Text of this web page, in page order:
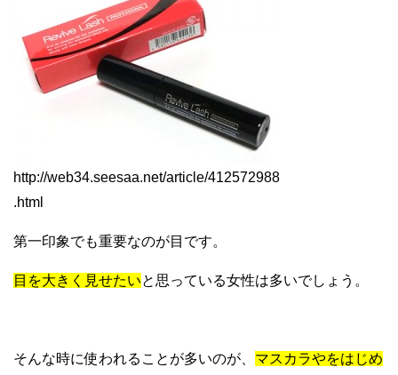
http://web34.seesaa.net/article/412572988
.html
第一印象でも重要なのが目です。
目を大きく見せたいと思っている女性は多いでしょう。
そんな時に使われることが多いのが、 マスカラやをはじめ